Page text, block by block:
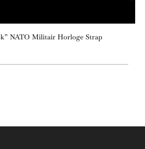
NATO Militair Horloge Strap